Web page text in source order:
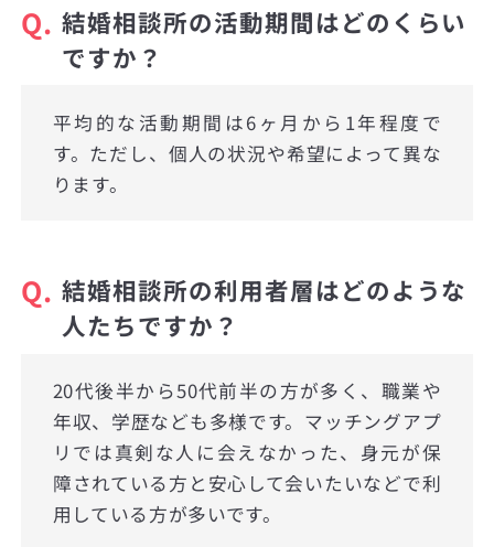
Q. 結婚相談所の活動期間はどのくらい
ですか？
平均的な活動期間は6ヶ月から1年程度で
す。ただし、個人の状況や希望によって異な
ります。
Q. 結婚相談所の利用者層はどのような
人たちですか？
20代後半から50代前半の方が多く、職業や
年収、学歴なども多様です。マッチングアプ
リでは真剣な人に会えなかった、身元が保
障されている方と安心して会いたいなどで利
用している方が多いです。